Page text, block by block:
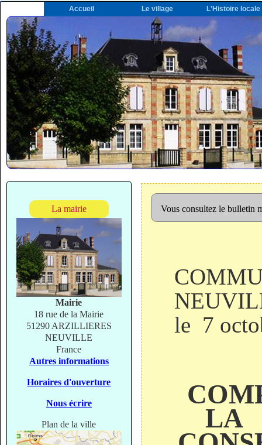
Accueil Le village L'Histoire locale
La mairie
Mairie
18 rue de la Mairie
51290 ARZILLIERES
NEUVILLE
France
Autres informations
Horaires d'ouverture
Nous écrire
Plan de la ville
Vous consultez le bulletin
le 7
LA